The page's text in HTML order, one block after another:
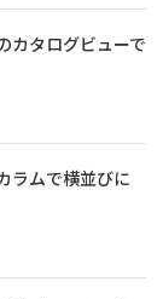
カタログビューで
ラムで横並びに